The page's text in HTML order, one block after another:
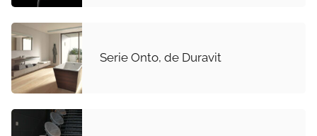
Serie Onto, de Duravit